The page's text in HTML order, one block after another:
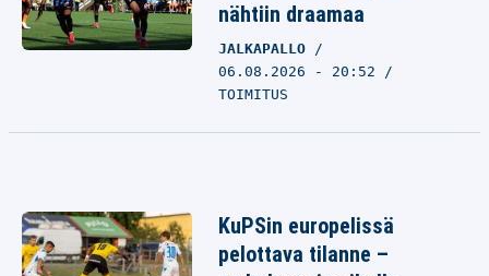
nähtiin draamaa
JALKAPALLO
06.08.2026 - 20:52
TOIMITUS
KuPSin europelissä
pelottava tilanne –